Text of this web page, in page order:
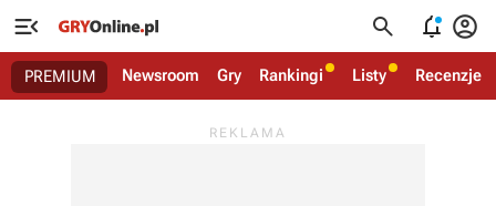
   
PREMIUM Newsroom Gry Rankingi Listy Recenzje